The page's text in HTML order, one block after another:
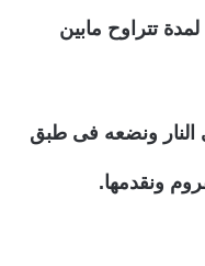
تتراوح مابين
ونضعه فى طبق
ونقدمها.